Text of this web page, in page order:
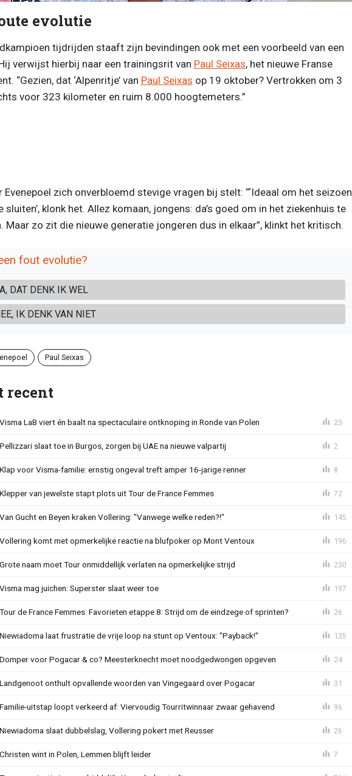
evolutie
tijdrijden staaft zijn bevindingen ook met een voorbeeld van een
verwijst hierbij naar een trainingsrit van Paul Seixas, het nieuwe Franse
“Gezien, dat ‘Alpenritje’ van Paul Seixas op 19 oktober? Vertrokken om 3
voor 323 kilometer en ruim 8.000 hoogtemeters.”
Evenepoel zich onverbloemd stevige vragen bij stelt: “‘Ideaal om het seizoen
sluiten’, klonk het. Allez komaan, jongens: da’s goed om in het ziekenhuis te
Maar zo zit die nieuwe generatie jongeren dus in elkaar”, klinkt het kritisch.
fout evolutie?
DAT DENK IK WEL
IK DENK VAN NIET
Paul Seixas
recent
LaB viert én baalt na spectaculaire ontknoping in Ronde van Polen 23
slaat toe in Burgos, zorgen bij UAE na nieuwe valpartij 2
Klap voor Visma-familie: ernstig ongeval treft amper 16-jarige renner 8
Klepper van jewelste stapt plots uit Tour de France Femmes 72
Van Gucht en Beyen kraken Vollering: "Vanwege welke reden?!" 145
Vollering komt met opmerkelijke reactie na blufpoker op Mont Ventoux 196
Grote naam moet Tour onmiddellijk verlaten na opmerkelijke strijd 230
Visma mag juichen: Superster slaat weer toe 197
Tour de France Femmes: Favorieten etappe 8: Strijd om de eindzege of sprinten? 26
Niewiadoma laat frustratie de vrije loop na stunt op Ventoux: "Payback!" 135
Domper voor Pogacar & co? Meesterknecht moet noodgedwongen opgeven 24
Landgenoot onthult opvallende woorden van Vingegaard over Pogacar 31
uitstap loopt verkeerd af: Viervoudig Tourritwinnaar zwaar gehavend 96
Niewiadoma slaat dubbelslag, Vollering pokert met Reusser 26
wint in Polen, Lemmen blijft leider 7